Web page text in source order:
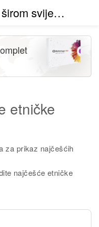
Etničke pripadnosti širom svijeta (beta)
etničke
za prikaz najčešćih
najčešće etničke